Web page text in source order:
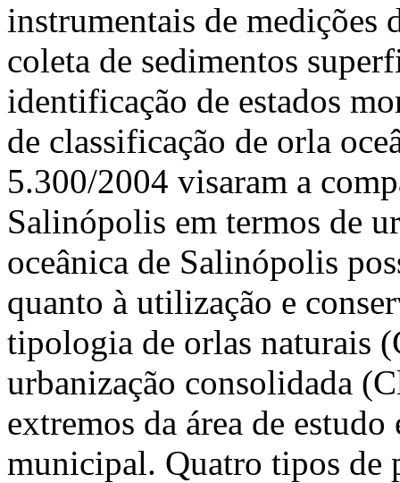
instrumentais de medições
coleta de sedimentos
identificação de estados
de classificação de orla
5.300/2004 visaram a
Salinópolis em termos de
oceânica de Salinópolis
quanto à utilização e
tipologia de orlas naturais
urbanização consolidada
extremos da área de
municipal. Quatro tipos de